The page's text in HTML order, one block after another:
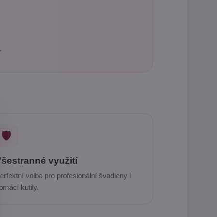
🛡️
využití
volba pro profesionální švadleny i
kutily.